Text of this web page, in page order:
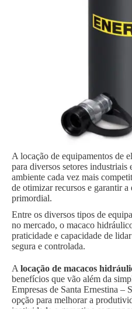
A locação de equipamentos de
para diversos setores
ambiente cada vez mais
de otimizar recursos e garantir
primordial.
Entre os diversos tipos de
no mercado, o macaco
praticidade e capacidade de
segura e controlada.
A locação de macacos
benefícios que vão além da
Empresas de Santa Ernestina –
opção para melhorar a